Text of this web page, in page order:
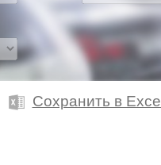
Сохранить в Excel